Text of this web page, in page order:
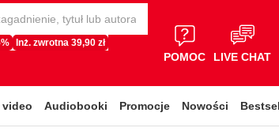
Inż. zwrotna 39,90 zł
POMOC LIVE CHAT
video Audiobooki Promocje Nowości